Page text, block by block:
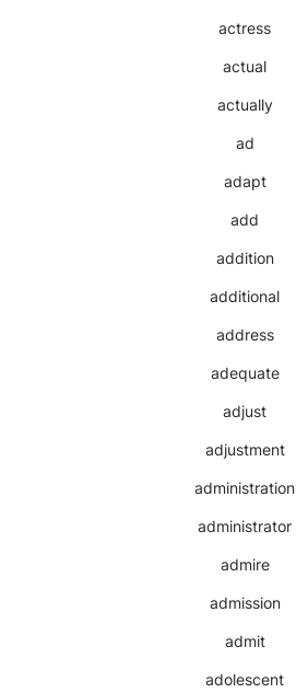
actress
actual
actually
ad
adapt
add
addition
additional
address
adequate
adjust
adjustment
administration
administrator
admire
admission
admit
adolescent